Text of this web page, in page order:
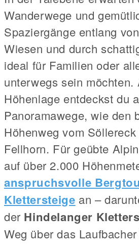
Wanderwege und
Spaziergänge entlang
Wiesen und durch
ideal für Familien oder
unterwegs sein möchten.
Höhenlage entdeckst du
Panoramawege, wie den
Höhenweg vom
Fellhorn. Für geübte
auf über 2.000
anspruchsvolle
Klettersteige an –
der Hindelanger
Weg über das